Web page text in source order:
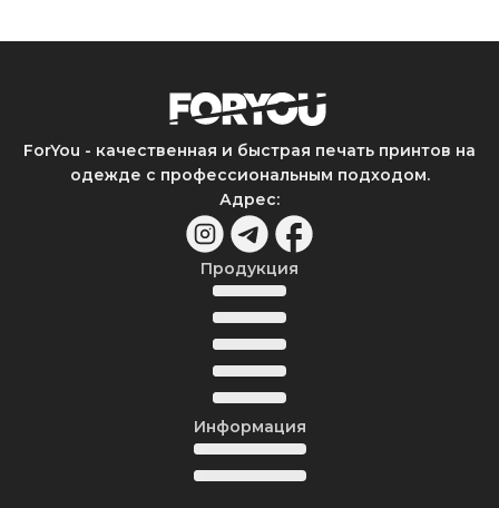
ForYou - качественная и быстрая печать принтов на
одежде с профессиональным подходом.
Адрес:
Продукция
Информация